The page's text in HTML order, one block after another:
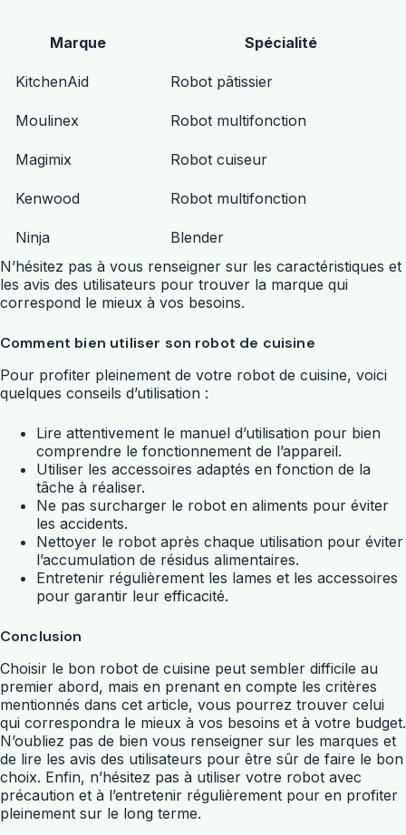
Marque Spécialité
KitchenAid Robot pâtissier
Moulinex Robot multifonction
Magimix Robot cuiseur
Kenwood Robot multifonction
Ninja
Blender
N’hésitez pas à vous renseigner sur les caractéristiques et
les avis des utilisateurs pour trouver la marque qui
correspond le mieux à vos besoins.
Comment bien utiliser son robot de cuisine
Pour profiter pleinement de votre robot de cuisine, voici
quelques conseils d’utilisation :
Lire attentivement le manuel d’utilisation pour bien
comprendre le fonctionnement de l’appareil.
Utiliser les accessoires adaptés en fonction de la
tâche à réaliser.
Ne pas surcharger le robot en aliments pour éviter
les accidents.
Nettoyer le robot après chaque utilisation pour éviter
l’accumulation de résidus alimentaires.
Entretenir régulièrement les lames et les accessoires
pour garantir leur efficacité.
Conclusion
Choisir le bon robot de cuisine peut sembler difficile au
premier abord, mais en prenant en compte les critères
mentionnés dans cet article, vous pourrez trouver celui
qui correspondra le mieux à vos besoins et à votre budget.
N’oubliez pas de bien vous renseigner sur les marques et
de lire les avis des utilisateurs pour être sûr de faire le bon
choix. Enfin, n’hésitez pas à utiliser votre robot avec
précaution et à l’entretenir régulièrement pour en profiter
pleinement sur le long terme.